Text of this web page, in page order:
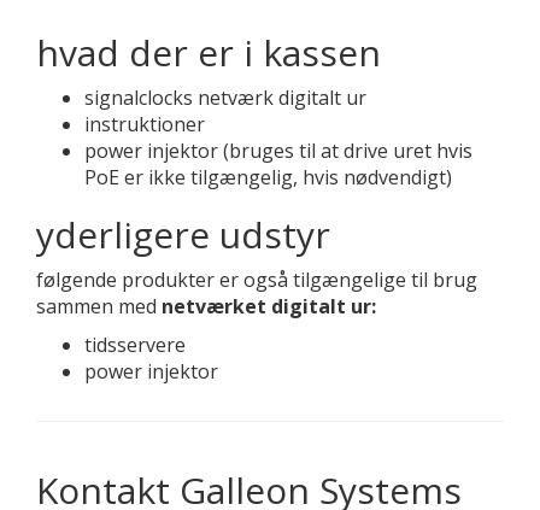
hvad der er i kassen
signalclocks netværk digitalt ur
instruktioner
power injektor (bruges til at drive uret hvis
PoE er ikke tilgængelig, hvis nødvendigt)
yderligere udstyr
følgende produkter er også tilgængelige til brug
sammen med netværket digitalt ur:
tidsservere
power injektor
Kontakt Galleon Systems